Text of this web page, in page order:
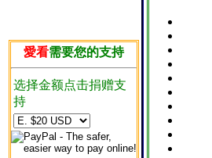
愛看需要您的支持
选择金额点击捐赠支
持